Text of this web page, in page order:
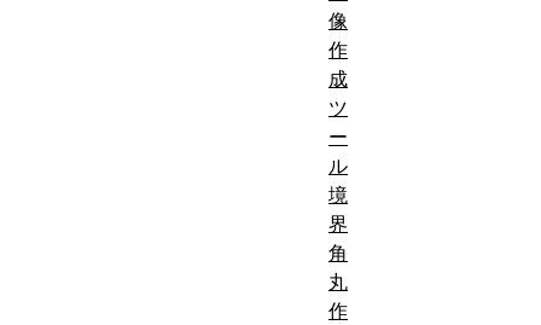
像
作
成
ツ
ー
ル
境
界
角
丸
作